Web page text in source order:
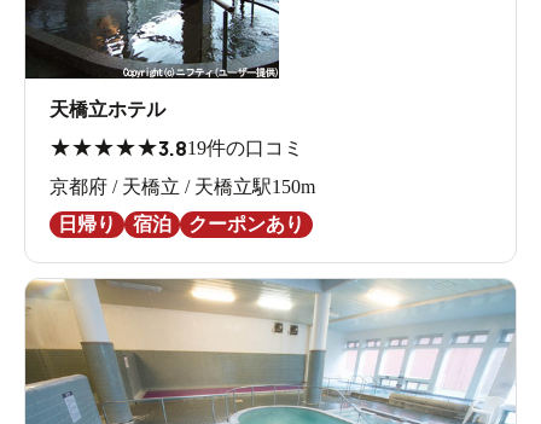
天橋立ホテル
★★★★★3.819件の口コミ
京都府 / 天橋立 / 天橋立駅150m
日帰り
宿泊 クーポンあり